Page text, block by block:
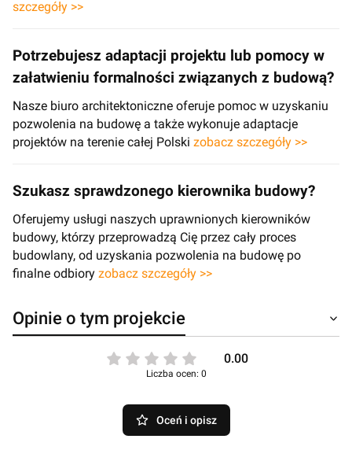
szczegóły >>
Potrzebujesz adaptacji projektu lub pomocy w
załatwieniu formalności związanych z budową?
Nasze biuro architektoniczne oferuje pomoc w uzyskaniu
pozwolenia na budowę a także wykonuje adaptacje
projektów na terenie całej Polski zobacz szczegóły >>
Szukasz sprawdzonego kierownika budowy?
Oferujemy usługi naszych uprawnionych kierowników
budowy, którzy przeprowadzą Cię przez cały proces
budowlany, od uzyskania pozwolenia na budowę po
finalne odbiory zobacz szczegóły >>
Opinie o tym projekcie
0.00
Liczba ocen: 0
Oceń i opisz